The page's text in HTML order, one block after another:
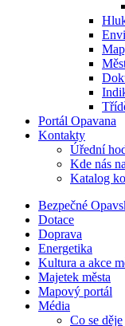
Portál Opavana
Kontakty
Úřední
Kde nás
Katalog
Bezpečné
Dotace
Doprava
Energetika
Kultura a akce
Majetek města
Mapový portál
Média
Co se děje